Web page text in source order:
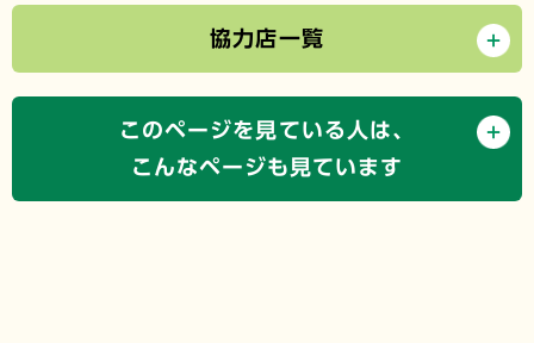
協力店一覧
このページを見ている人は、
こんなページも見ています